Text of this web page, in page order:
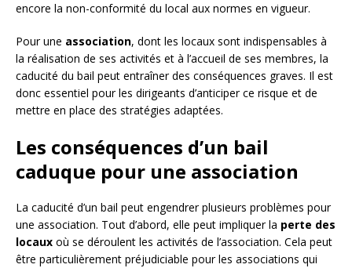
encore la non-conformité du local aux normes en vigueur.
Pour une association, dont les locaux sont indispensables à
la réalisation de ses activités et à l’accueil de ses membres, la
caducité du bail peut entraîner des conséquences graves. Il est
donc essentiel pour les dirigeants d’anticiper ce risque et de
mettre en place des stratégies adaptées.
Les conséquences d’un bail
caduque pour une association
La caducité d’un bail peut engendrer plusieurs problèmes pour
une association. Tout d’abord, elle peut impliquer la perte des
locaux où se déroulent les activités de l’association. Cela peut
être particulièrement préjudiciable pour les associations qui